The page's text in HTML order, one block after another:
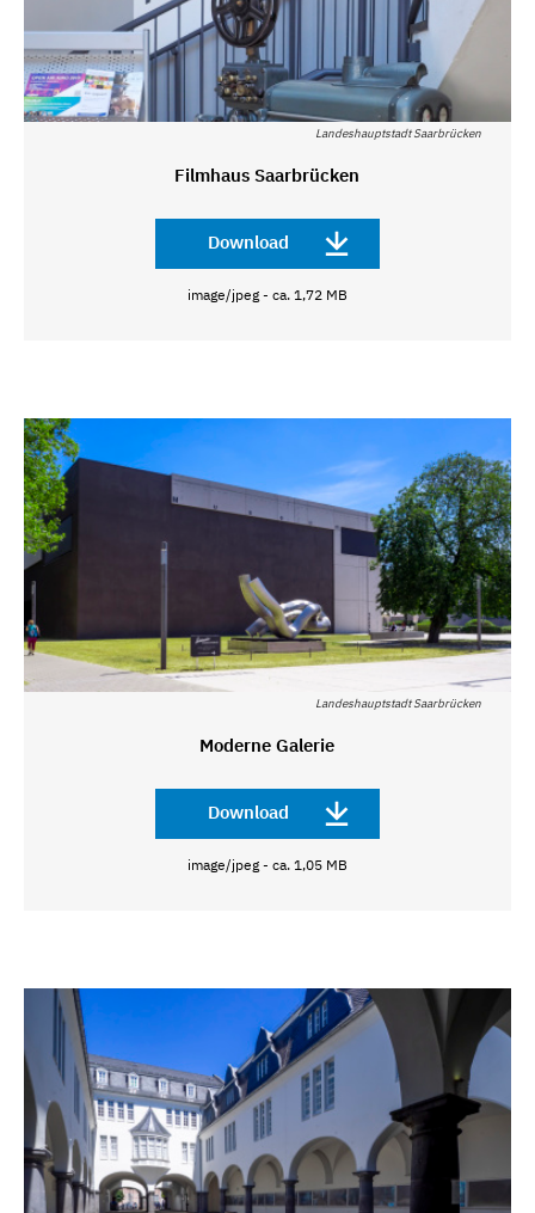
Landeshauptstadt Saarbrücken
Filmhaus Saarbrücken
Download
image/jpeg - ca. 1,72 MB
Landeshauptstadt Saarbrücken
Moderne Galerie
Download
image/jpeg - ca. 1,05 MB